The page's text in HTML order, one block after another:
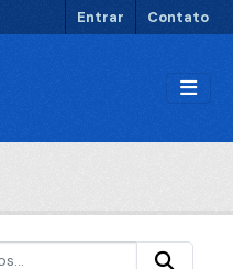
Entrar Contato